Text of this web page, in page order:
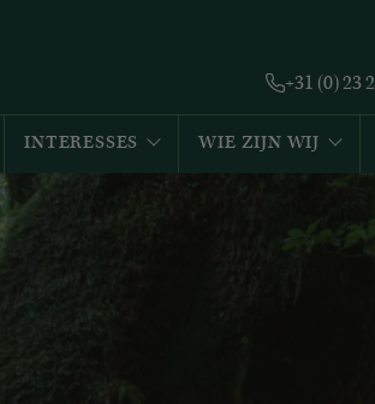
+31 (0) 23
INTERESSES WIE ZIJN WIJ